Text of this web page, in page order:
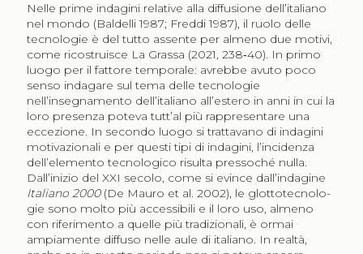
Nelle prime indagini relative alla diffusione dell’italiano
nel mondo (Baldelli 1987; Freddi 1987), il ruolo delle
tecnologie è del tutto assente per almeno due motivi,
come ricostruisce La Grassa (2021, 238‑40). In primo
luogo per il fattore temporale: avrebbe avuto poco
senso indagare sul tema delle tecnologie
nell’insegnamento dell’italiano all’estero in anni in cui la
loro presenza poteva tutt’al più rappresentare una
eccezione. In secondo luogo si trattavano di indagini
motivazionali e per questi tipi di indagini, l’incidenza
dell’elemento tecnologico risulta pressoché nulla.
Dall’inizio del XXI secolo, come si evince dall’indagine
Italiano 2000(De Mauro et al. 2002), le glottotecnolo­
gie sono molto più accessibili e il loro uso, almeno
con riferimento a quelle più tradizionali, è ormai
ampiamente diffuso nelle aule di italiano. In realtà,